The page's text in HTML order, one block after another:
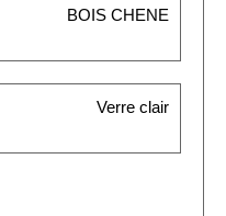
BOIS CHENE
Verre clair